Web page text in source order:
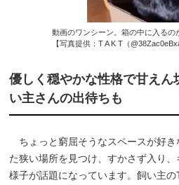
動画のワンシーン。箱の中に入るの
【写真提供：T A K T（
優しく穏やかな性格で甘え
い主さんの出待ちも
ちょっと窮屈そうなスペースが好
た狭い場所を見つけ、すかさず入り
様子が話題になっています。飼い主の